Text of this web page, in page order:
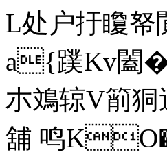
L处户扜矎帑
a{蹼Kv闔�/
朩鳼辌V箾
舖 鸣